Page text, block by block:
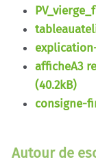
afficheA3
(40.2kB)
consigne-
Autour de